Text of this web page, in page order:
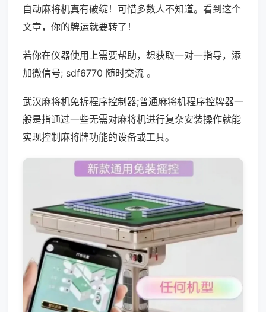
自动麻将机真有破绽！可惜多数人不知道。看到这个
文章，你的牌运就要转了！
若你在仪器使用上需要帮助，想获取一对一指导，添
加微信号; sdf6770 随时交流 。
武汉麻将机免拆程序控制器;普通麻将机程序控牌器一
般是指通过一些无需对麻将机进行复杂安装操作就能
实现控制麻将牌功能的设备或工具。